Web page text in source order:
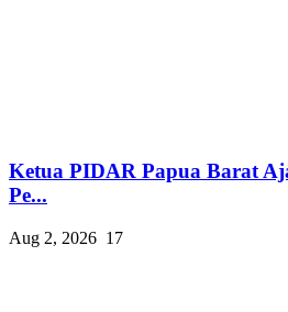
Ketua PIDAR Papua Barat
Pe...
Aug 2, 2026 17